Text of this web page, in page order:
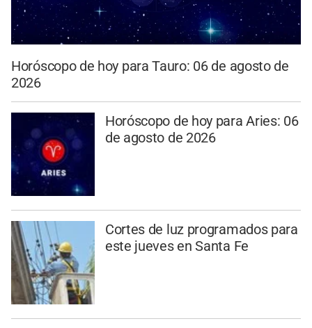
Horóscopo de hoy para Tauro: 06 de agosto de
2026
Horóscopo de hoy para Aries: 06
de agosto de 2026
Cortes de luz programados para
este jueves en Santa Fe